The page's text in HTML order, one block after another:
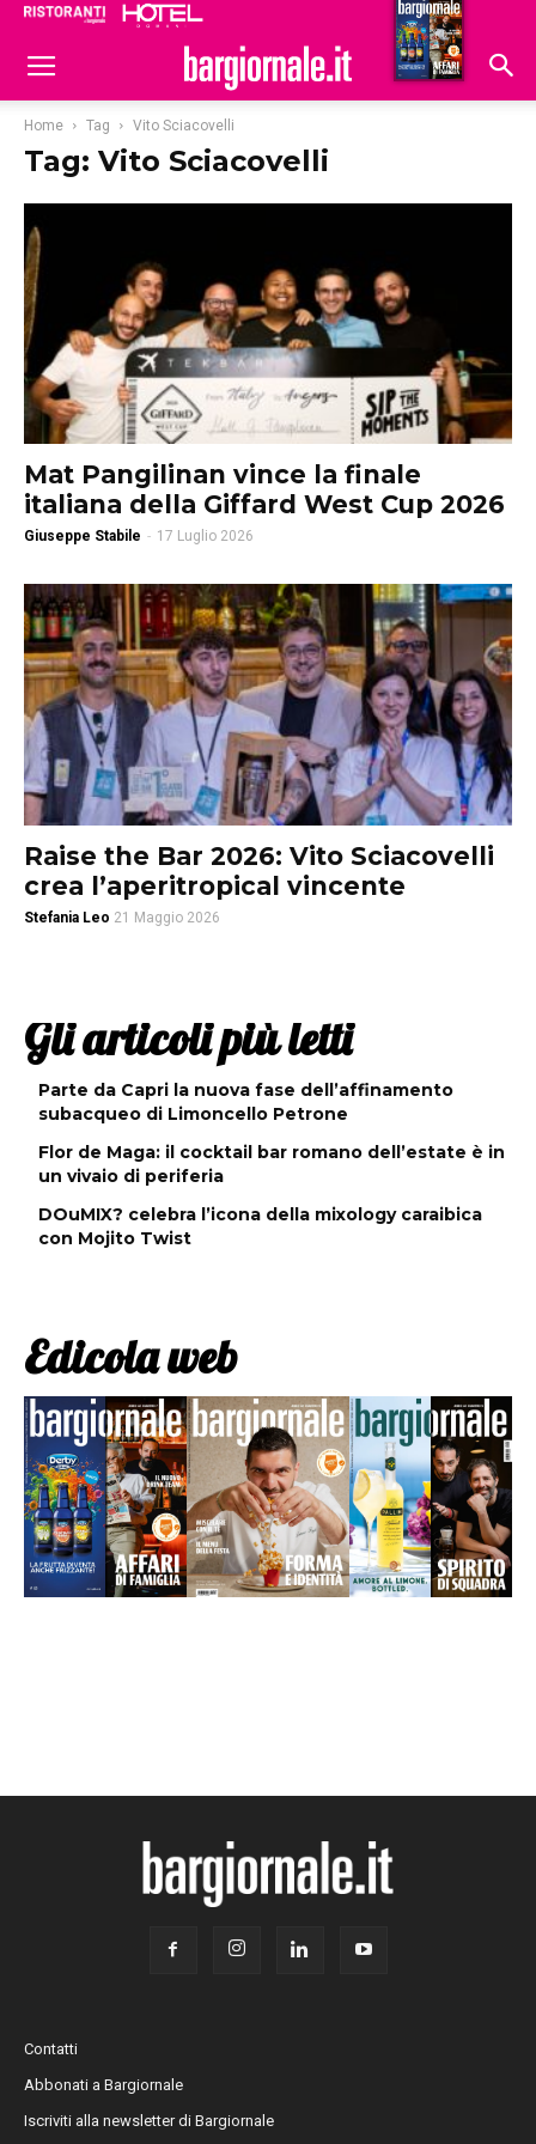
Hoteldomani
Home Tag Vito Sciacovelli
Tag: Vito Sciacovelli
Mat Pangilinan vince la finale
italiana della Giffard West Cup 2026
Giuseppe Stabile - 17 Luglio 2026
Raise the Bar 2026: Vito Sciacovelli
crea l’aperitropical vincente
Stefania Leo 21 Maggio 2026
Gli articoli più letti
Parte da Capri la nuova fase dell’affinamento
subacqueo di Limoncello Petrone
Flor de Maga: il cocktail bar romano dell’estate è in
un vivaio di periferia
DOuMIX? celebra l’icona della mixology caraibica
con Mojito Twist
Edicola web
Contatti
Abbonati a Bargiornale
Iscriviti alla newsletter di Bargiornale